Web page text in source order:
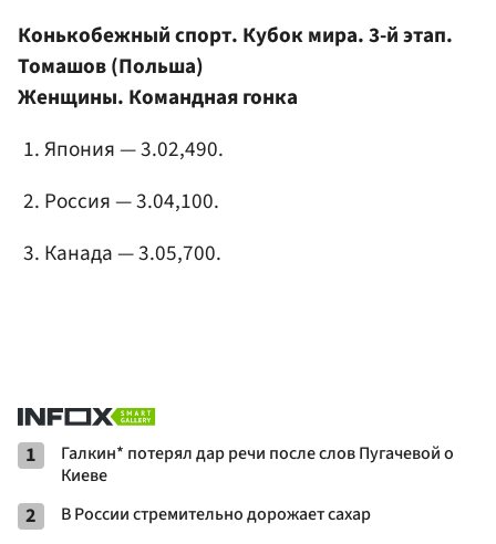
Конькобежный спорт. Кубок мира. 3-й этап.
Томашов (Польша)
Женщины. Командная гонка
Япония — 3.02,490.
Россия — 3.04,100.
Канада — 3.05,700.
1
Галкин* потерял дар речи после слов Пугачевой о
Киеве
2 В России стремительно дорожает сахар